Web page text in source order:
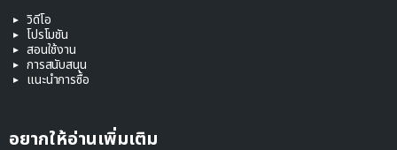
วิดีโอ
โปรโมชัน
สอนใช้งาน
การสนับสนุน
แนะนำการซื้อ
อยากให้อ่านเพิ่มเติม